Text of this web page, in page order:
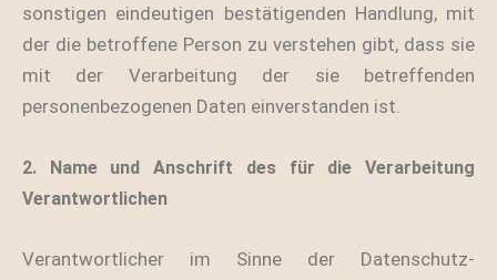
sonstigen eindeutigen bestätigenden Handlung, mit
der die betroffene Person zu verstehen gibt, dass sie
mit der Verarbeitung der sie betreffenden
personenbezogenen Daten einverstanden ist.
2. Name und Anschrift des für die Verarbeitung
Verantwortlichen
Verantwortlicher im Sinne der Datenschutz-